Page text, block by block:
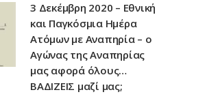
3 Δεκέμβρη 2020 – Εθνική
και Παγκόσμια Ημέρα
Ατόμων με Αναπηρία – ο
Αγώνας της Αναπηρίας
μας αφορά όλους…
ΒΑΔΙΖΕΙΣ μαζί μας;